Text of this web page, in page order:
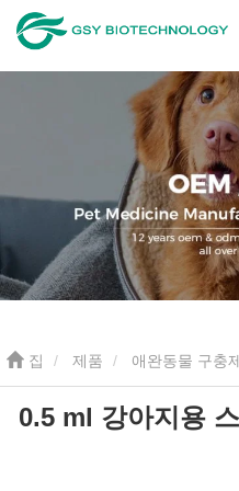
집 제품 애완동물 구충
강아지용 스팟온 구충제
0.5 ml 강아지용